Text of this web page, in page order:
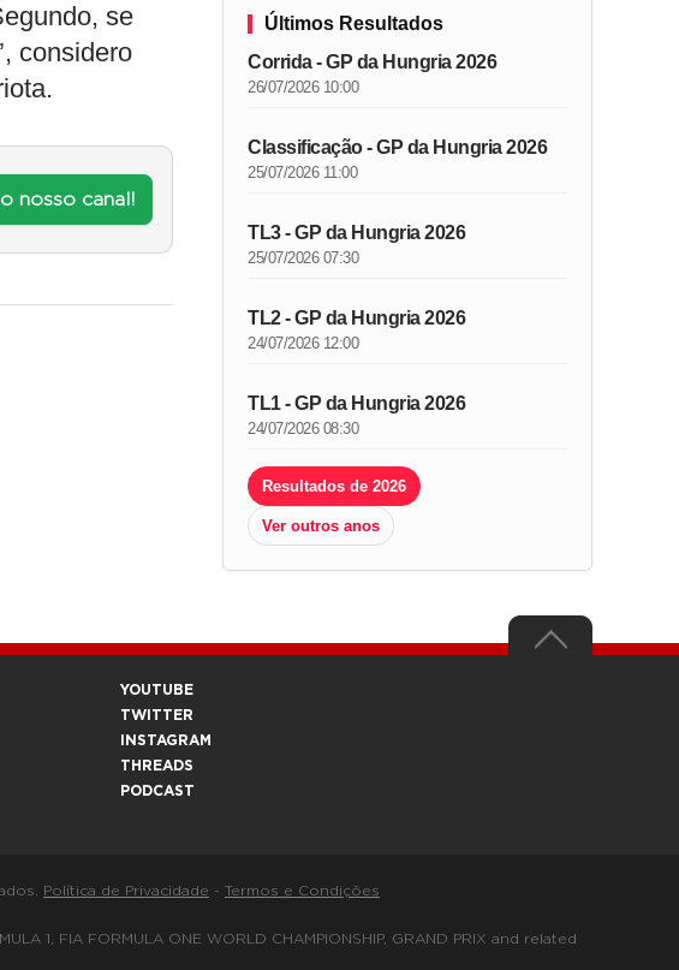
se
considero
nosso canal!
Últimos Resultados
Corrida - GP da Hungria 2026
26/07/2026 10:00
Classificação - GP da Hungria 2026
25/07/2026 11:00
TL3 - GP da Hungria 2026
25/07/2026 07:30
TL2 - GP da Hungria 2026
24/07/2026 12:00
TL1 - GP da Hungria 2026
24/07/2026 08:30
Resultados de 2026
Ver outros anos
YOUTUBE
TWITTER
INSTAGRAM
THREADS
PODCAST
Política de Privacidade - Termos e Condições
1, FIA FORMULA ONE WORLD CHAMPIONSHIP, GRAND PRIX and related